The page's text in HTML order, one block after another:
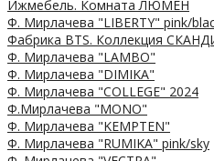
Ижмебель. Комната ЛЮМЕН
Ф. Мирлачева "LIBERTY" pink/
Фабрика BTS. Коллекция
Ф. Мирлачева "LAMBO"
Ф. Мирлачева "DIMIKA"
Ф. Мирлачева "COLLEGE" 2024
Ф.Мирлачева "MONO"
Ф. Мирлачева "KEMPTEN"
Ф. Мирлачева "RUMIKA" pink/sky